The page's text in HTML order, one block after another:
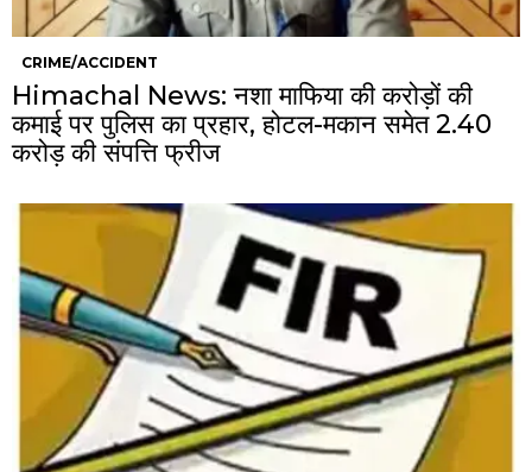
CRIME/ACCIDENT
Himachal News: नशा माफिया की करोड़ों की
कमाई पर पुलिस का प्रहार, होटल-मकान समेत 2.40
करोड़ की संपत्ति फ्रीज